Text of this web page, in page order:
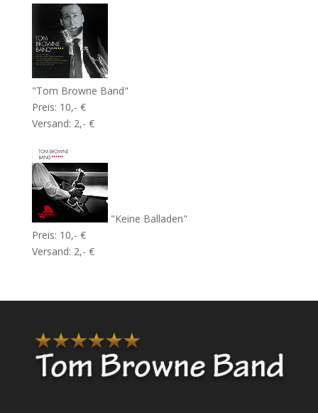
"Tom Browne Band"
Preis: 10,- €
Versand: 2,- €
"Keine Balladen"
Preis: 10,- €
Versand: 2,- €